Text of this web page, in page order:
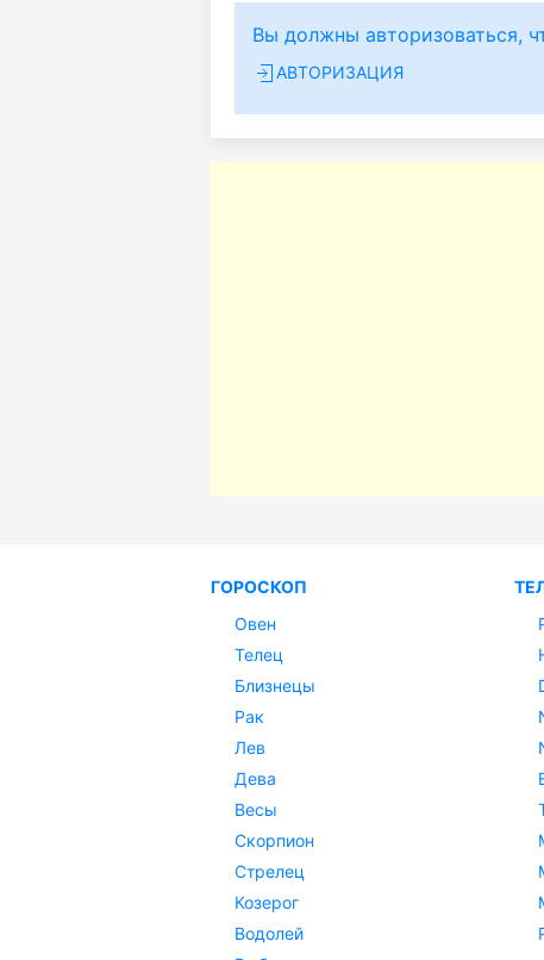
Вы должны авторизоваться,
АВТОРИЗАЦИЯ
ГОРОСКОП
Овен
Телец
Близнецы
Рак
Лев
Дева
Весы
Скорпион
Стрелец
Козерог
Водолей